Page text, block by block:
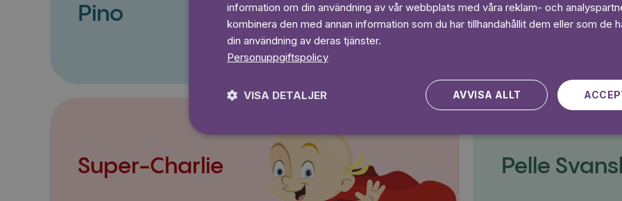
Pino Sagasagor
Super-Charlie Pelle
information om din användning av vår webbplats med våra reklam- och
kombinera den med annan information som du har tillhandahållit dem eller som de
din användning av deras tjänster.
Personuppgiftspolicy
AVVISA ALLT
VISA DETALJER